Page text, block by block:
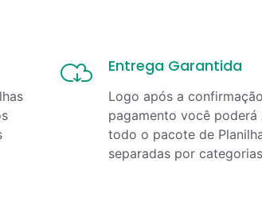
Entrega Garantida
Logo após a
pagamento você poderá
todo o pacote de
separadas por